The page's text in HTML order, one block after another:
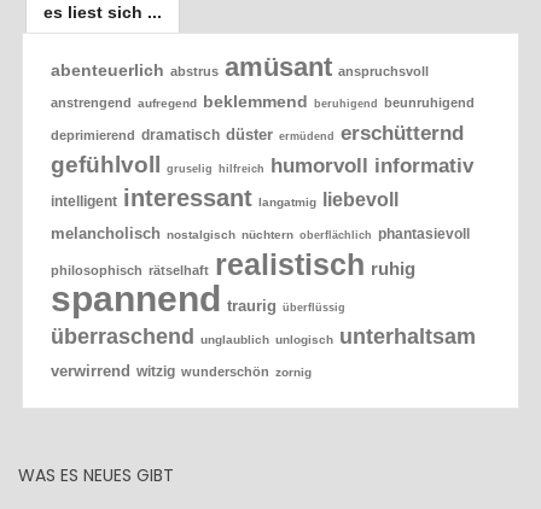
es liest sich ...
abenteuerlich abstrus amüsant anspruchsvoll
anstrengend aufregend beklemmend beruhigend beunruhigend
deprimierend dramatisch düster ermüdend erschütternd
gefühlvoll gruselig hilfreich humorvoll informativ
intelligent interessant langatmig liebevoll
melancholisch nostalgisch nüchtern oberflächlich phantasievoll
philosophisch rätselhaft realistisch ruhig
spannend traurig überflüssig
überraschend unglaublich unlogisch unterhaltsam
verwirrend witzig wunderschön zornig
WAS ES NEUES GIBT